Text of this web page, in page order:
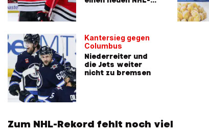
Kantersieg gegen
Columbus
Niederreiter und
die Jets weiter
nicht zu bremsen
Zum NHL-Rekord fehlt noch viel